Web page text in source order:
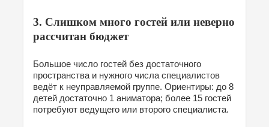
3. Слишком много гостей или неверно
рассчитан бюджет
Большое число гостей без достаточного
пространства и нужного числа специалистов
ведёт к неуправляемой группе. Ориентиры: до 8
детей достаточно 1 аниматора; более 15 гостей
потребуют ведущего или второго специалиста.